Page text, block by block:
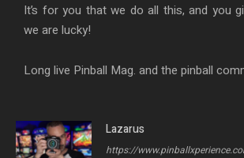
It’s for you that we do all this, and you
we are lucky!
Long live Pinball Mag. and the pinball
Lazarus
https://